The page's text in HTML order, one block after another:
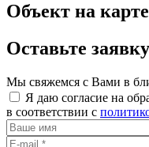
Объект на карте
Оставьте заявку
Мы свяжемся с Вами в
Я даю согласие на
в соответствии с